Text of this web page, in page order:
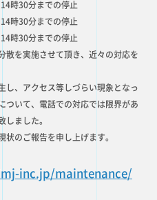
時30分までの停止
時30分までの停止
時30分までの停止
散を実施させて頂き、近々の対応を
し、アクセス等しづらい現象となっ
ついて、電話での対応では限界があ
しました。
状のご報告を申し上げます。
inc.jp/maintenance/